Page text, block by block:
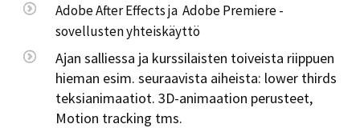
Adobe After Effects ja Adobe Premiere -
sovellusten yhteiskäyttö
Ajan salliessa ja kurssilaisten toiveista riippuen
hieman esim. seuraavista aiheista: lower thirds
teksianimaatiot. 3D-animaation perusteet,
Motion tracking tms.